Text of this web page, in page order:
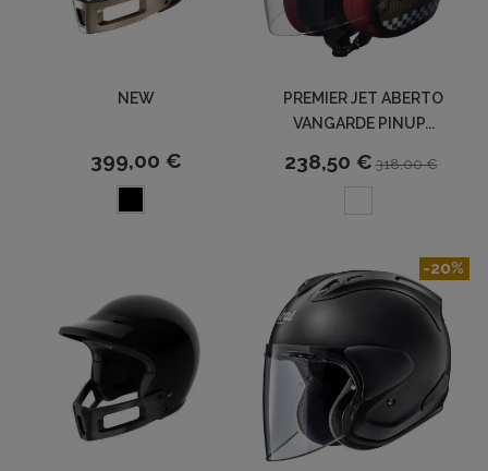
NEW
399,00 €
PREMIER JET ABERTO
VANGARDE PINUP...
238,50 € 318,00 €
-20%